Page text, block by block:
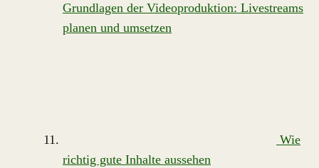
Grundlagen der Videoproduktion: Livestreams
planen und umsetzen
Wie
richtig gute Inhalte aussehen